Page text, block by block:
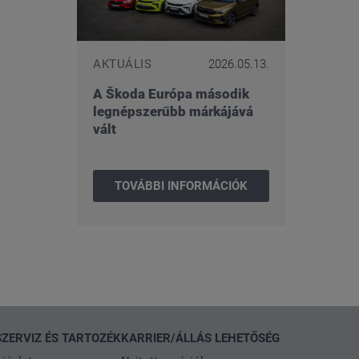
AKTUÁLIS 2026.05.13.
A Škoda Európa második
legnépszerűbb márkájává
vált
TOVÁBBI INFORMÁCIÓK
ÉS TARTOZÉKKARRIER/ÁLLÁS LEHETŐSÉG